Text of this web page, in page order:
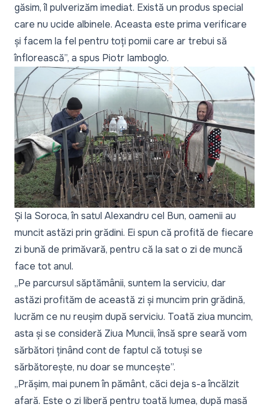
găsim, îl pulverizăm imediat. Există un produs special
care nu ucide albinele. Aceasta este prima verificare
și facem la fel pentru toți pomii care ar trebui să
înflorească”, a spus Piotr Iamboglo.
Și la Soroca, în satul Alexandru cel Bun, oamenii au
muncit astăzi prin grădini. Ei spun că profită de fiecare
zi bună de primăvară, pentru că la sat o zi de muncă
face tot anul.
„Pe parcursul săptămânii, suntem la serviciu, dar
astăzi profităm de această zi și muncim prin grădină,
lucrăm ce nu reușim după serviciu. Toată ziua muncim,
asta și se consideră Ziua Muncii, însă spre seară vom
sărbători ținând cont de faptul că totuși se
sărbătorește, nu doar se muncește”.
„Prășim, mai punem în pământ, căci deja s-a încălzit
afară. Este o zi liberă pentru toată lumea, după masă